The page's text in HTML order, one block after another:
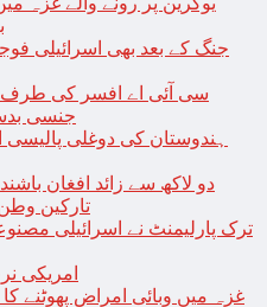
جنگ کے بعد بھی اسرائیلی
سی آئی اے افسر کی طرف
جنسی
ہندوستان کی دوغلی پالیسی
دو لاکھ سے زائد افغان
تارکین
ترک پارلیمنٹ نے اسرائیلی
امریکی
غزہ میں وبائی امراض پھوٹنے